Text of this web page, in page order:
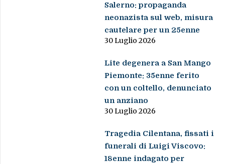
Salerno: propaganda
neonazista sul web, misura
cautelare per un 25enne
30 Luglio 2026
Lite degenera a San Mango
Piemonte: 35enne ferito
con un coltello, denunciato
un anziano
30 Luglio 2026
Tragedia Cilentana, fissati i
funerali di Luigi Viscovo:
18enne indagato per